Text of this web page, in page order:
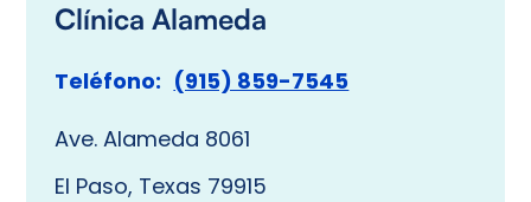
Clínica Alameda
Teléfono: (915) 859-7545
Ave. Alameda 8061
El Paso, Texas 79915